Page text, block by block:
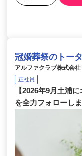
冠婚葬祭のトー
アルファクラブ株式会
正社員
【2026年9月土浦
を全力フォローし